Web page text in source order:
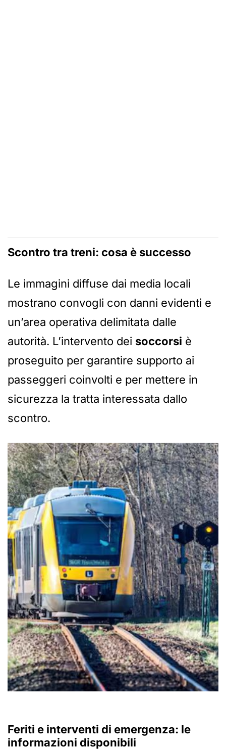
Scontro tra treni: cosa è successo
Le immagini diffuse dai media locali
mostrano convogli con danni evidenti e
un’area operativa delimitata dalle
autorità. L’intervento dei soccorsi è
proseguito per garantire supporto ai
passeggeri coinvolti e per mettere in
sicurezza la tratta interessata dallo
scontro.
Feriti e interventi di emergenza: le
informazioni disponibili